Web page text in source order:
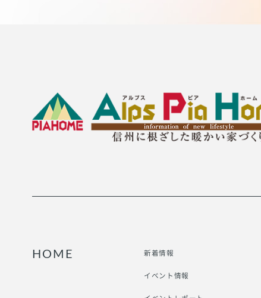
HOME 新着情報
イベント情報